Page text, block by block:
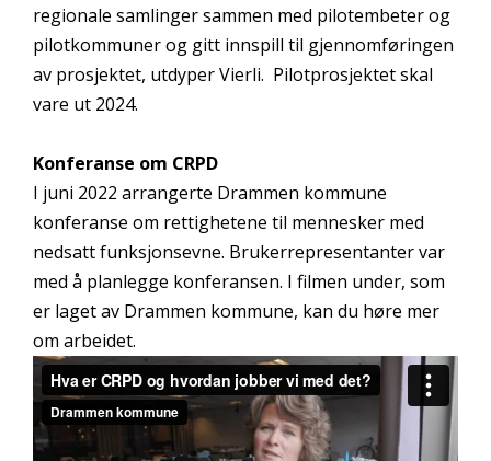
regionale samlinger sammen med pilotembeter og
pilotkommuner og gitt innspill til gjennomføringen
av prosjektet, utdyper Vierli. Pilotprosjektet skal
vare ut 2024.
Konferanse om CRPD
I juni 2022 arrangerte Drammen kommune
konferanse om rettighetene til mennesker med
nedsatt funksjonsevne. Brukerrepresentanter var
med å planlegge konferansen. I filmen under, som
er laget av Drammen kommune, kan du høre mer
om arbeidet.